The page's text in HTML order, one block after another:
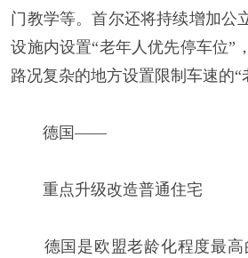
门教学等。首尔还将持续增加公
设施内设置“老年人优先停车位”
路况复杂的地方设置限制车速的“
德国——
重点升级改造普通住宅
德国是欧盟老龄化程度最高